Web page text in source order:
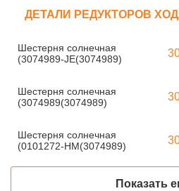
ДЕТАЛИ РЕДУКТОРОВ
Шестерня солнечная
(3074989-JE(3074989)
Шестерня солнечная
(3074989(3074989)
Шестерня солнечная
(0101272-HM(3074989)
Показать